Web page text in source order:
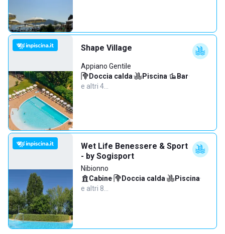
Shape Village
Appiano Gentile
Doccia calda· Piscina· Bar·
e altri 4…
Wet Life Benessere & Sport
- by Sogisport
Nibionno
Cabine· Doccia calda· Piscina·
e altri 8…